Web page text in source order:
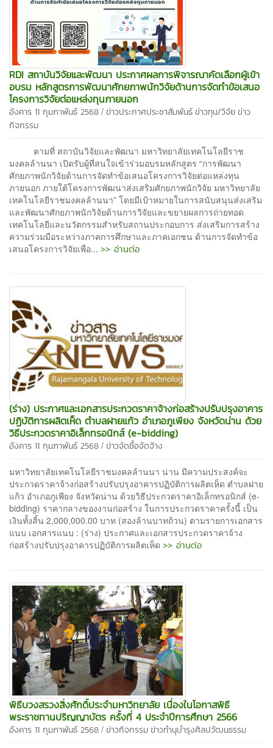
RDI สถาบันวิจัยและพัฒนา ประกาศผลการพิจารณาคัดเลือกผู้เข้า
อบรม หลักสูตรการพัฒนาศักยภาพนักวิจัยด้านการจัดทำข้อเสนอ
โครงการวิจัยต่อแหล่งทุนภายนอก
อังคาร 11 กุมภาพันธ์ 2568 / ข่าวประกาศประชาสัมพันธ์ข่าวทุน/วิจัยข่าว
กิจกรรม
ตามที่ สถาบันวิจัยและพัฒนา มหาวิทยาลัยเทคโนโลยีราช
มงคลล้านนา เปิดรับผู้ที่สนใจเข้าร่วมอบรมหลักสูตร “การพัฒนา
ศักยภาพนักวิจัยด้านการจัดทำข้อเสนอโครงการวิจัยต่อแหล่งทุน
ภายนอก ภายใต้โครงการพัฒนาส่งเสริมศักยภาพนักวิจัย มหาวิทยาลัย
เทคโนโลยีราชมงคลล้านนา” โดยมีเป้าหมายในการสนับสนุนส่งเสริม
และพัฒนาศักยภาพนักวิจัยด้านการวิจัยและขยายผลการถ่ายทอด
เทคโนโลยีและนวัตกรรมสำหรับสถานประกอบการ ส่งเสริมการสร้าง
ความร่วมมือระหว่างภาคการศึกษาและภาคเอกชน ด้านการจัดทำข้อ
เสนอโครงการวิจัยเพื่อ... >> อ่านต่อ
(ร่าง) ประกาศและเอกสารประกวดราคาจ้างก่อสร้างปรับปรุงอาคาร
ปฏิบัติการผลิตเห็ด ตำบลฝายแก้ว อำเภอภูเพียง จังหวัดน่าน ด้วย
วิธีประกวดราคาอิเล็กทรอนิกส์ (e-bidding)
อังคาร 11 กุมภาพันธ์ 2568 / ข่าวจัดซื้อจัดจ้าง
มหาวิทยาลัยเทคโนโลยีราชมงคลล้านนา น่าน มีความประสงค์จะ
ประกวดราคาจ้างก่อสร้างปรับปรุงอาคารปฏิบัติการผลิตเห็ด ตำบลฝาย
แก้ว อำเภอภูเพียง จังหวัดน่าน ด้วยวิธีประกวดราคาอิเล็กทรอนิกส์ (e-
bidding) ราคากลางของงานก่อสร้าง ในการประกวดราคาครั้งนี้ เป็น
เงินทั้งสิ้น 2,000,000.00 บาท (สองล้านบาทถ้วน) ตามรายการเอกสาร
แนบ เอกสารแนบ : (ร่าง) ประกาศและเอกสารประกวดราคาจ้าง
ก่อสร้างปรับปรุงอาคารปฏิบัติการผลิตเห็ด >> อ่านต่อ
พิธีบวงสรวงสิ่งศักดิ์ประจำมหาวิทยาลัย เนื่องในโอกาสพิธี
พระราชทานปริญญาบัตร ครั้งที่ 4 ประจำปีการศึกษา 2566
อังคาร 11 กุมภาพันธ์ 2568 / ข่าวกิจกรรมข่าวทำนุบำรุงศิลปวัฒนธรรม